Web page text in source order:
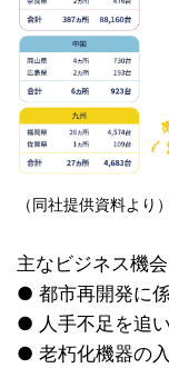
（同社提供資料より）
主なビジネス機会
● 都市再開発に
● 人手不足を追
● 老朽化機器の